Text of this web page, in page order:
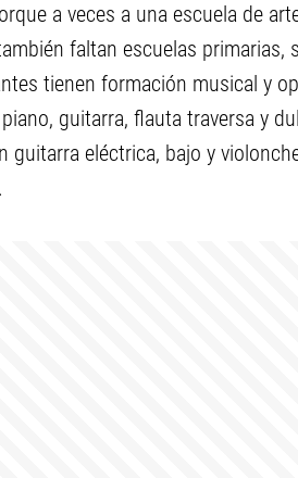
a veces a una escuela de
faltan escuelas primarias,
tienen formación musical y
guitarra, flauta traversa y
guitarra eléctrica, bajo y